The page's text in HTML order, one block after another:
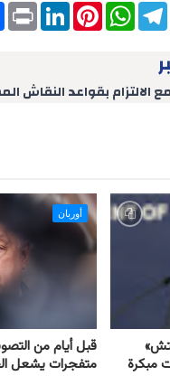
S
P
r
L
I
P
e
W
h
p
T
e
g
a الالتزام بقواعد النقاش
مبكرة
أوربان
قبل أيام من
متفجرات يشعل